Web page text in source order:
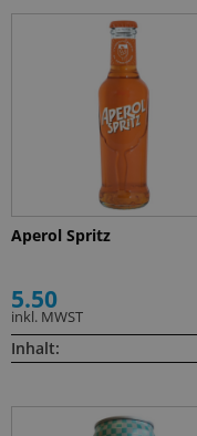
Aperol Spritz
5.50
inkl. MWST
Inhalt: